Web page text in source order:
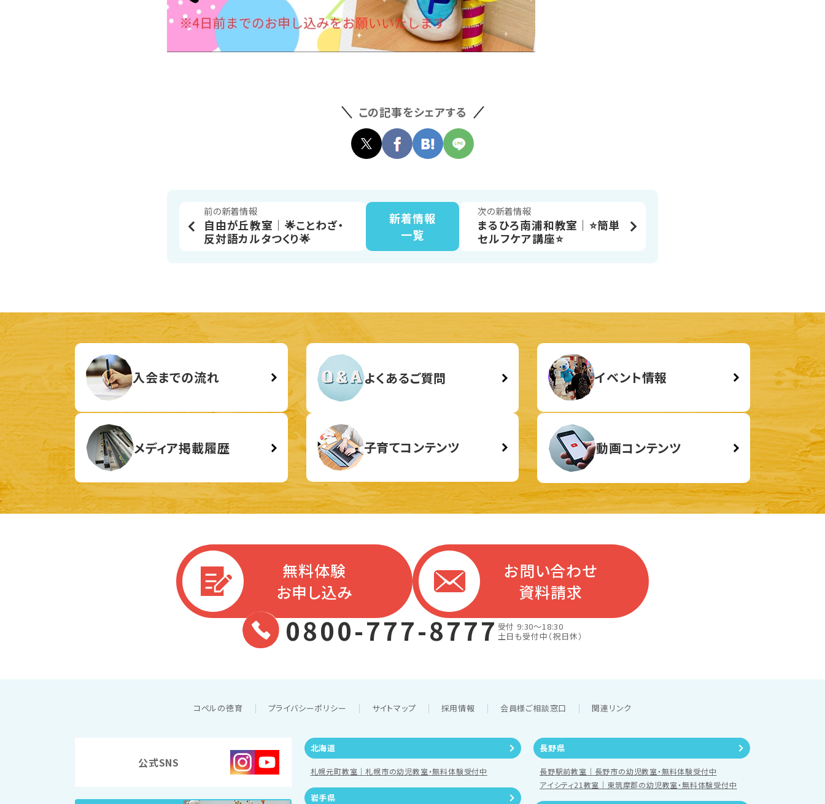
この記事をシェアする
前の新着情報
自由が丘教室│🌟ことわざ・
反対語カルタつくり🌟
新着情報
一覧
次の新着情報
まるひろ南浦和教室│⭐簡単
セルフケア講座⭐
入会までの流れ よくあるご質問 イベント情報
メディア掲載履歴 子育てコンテンツ 動画コンテンツ
無料体験
お申し込み
お問い合わせ
資料請求
0800-777-8777受付 9:30～18:30
土日も受付中（祝日休）
コペルの徳育 プライバシーポリシー サイトマップ 採用情報 会員様ご相談窓口 関連リンク
公式SNS
北海道
札幌元町教室｜札幌市の幼児教室・無料体験受付中
岩手県
長野県
長野駅前教室｜長野市の幼児教室・無料体験受付中
アイシティ21教室｜東筑摩郡の幼児教室・無料体験受付中